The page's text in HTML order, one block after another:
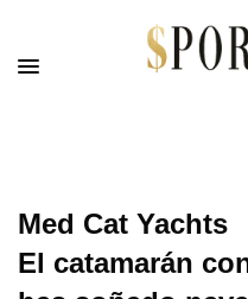
Med Cat Yachts
El catamarán